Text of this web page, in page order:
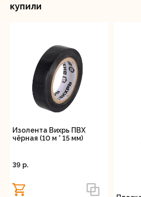
купили
Изолента Вихрь ПВХ
чёрная (10 м * 15 мм)
39 p.